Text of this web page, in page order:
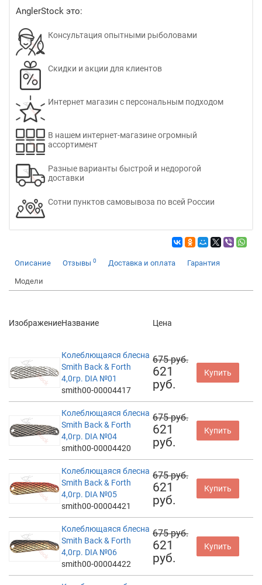
AnglerStock это:
Консультация опытными рыболовами
Скидки и акции для клиентов
Интернет магазин с персональным подходом
В нашем интернет-магазине огромный
ассортимент
Разные варианты быстрой и недорогой
доставки
Сотни пунктов самовывоза по всей России
Описание Отзывы 0 Доставка и оплата Гарантия
Модели
ИзображениеНазвание Цена
Колеблющаяся блесна
Smith Back & Forth
4,0гр. DIA №01
smith00-00004417
675 руб.
621
руб.
Купить
Колеблющаяся блесна
Smith Back & Forth
4,0гр. DIA №04
smith00-00004420
675 руб.
621
руб.
Купить
Колеблющаяся блесна
Smith Back & Forth
4,0гр. DIA №05
smith00-00004421
675 руб.
621
руб.
Купить
Колеблющаяся блесна
Smith Back & Forth
4,0гр. DIA №06
smith00-00004422
675 руб.
621
руб.
Купить